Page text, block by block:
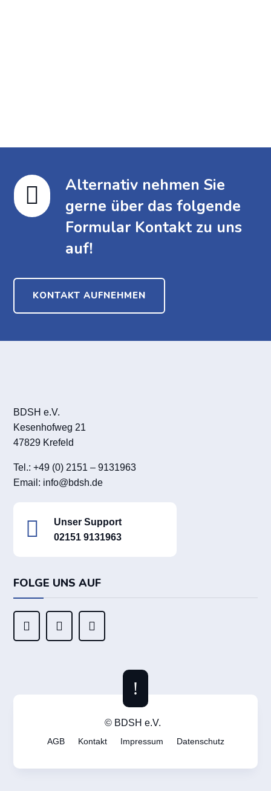

Alternativ nehmen Sie
gerne über das folgende
Formular Kontakt zu uns
auf!
KONTAKT AUFNEHMEN
BDSH e.V.
Kesenhofweg 21
47829 Krefeld
Tel.: +49 (0) 2151 – 9131963
Email: info@bdsh.de

Unser Support
02151 9131963
FOLGE UNS AUF
  
!
© BDSH e.V.
AGB Kontakt Impressum Datenschutz